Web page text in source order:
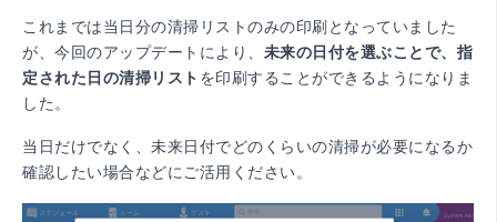
これまでは当日分の清掃リストのみの印刷となっていました
が、今回のアップデートにより、 未来の日付を選ぶことで、指
定された日の清掃リスト を印刷することができるようになりま
した。
当日だけでなく、未来日付でどのくらいの清掃が必要になるか
確認したい場合などにご活用ください。